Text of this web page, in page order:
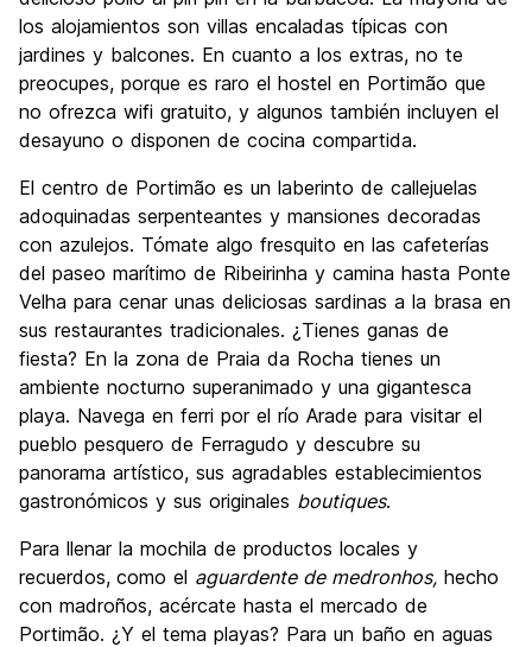
los alojamientos son villas encaladas típicas con
jardines y balcones. En cuanto a los extras, no te
preocupes, porque es raro el hostel en Portimão que
no ofrezca wifi gratuito, y algunos también incluyen el
desayuno o disponen de cocina compartida.
El centro de Portimão es un laberinto de callejuelas
adoquinadas serpenteantes y mansiones decoradas
con azulejos. Tómate algo fresquito en las cafeterías
del paseo marítimo de Ribeirinha y camina hasta Ponte
Velha para cenar unas deliciosas sardinas a la brasa en
sus restaurantes tradicionales. ¿Tienes ganas de
fiesta? En la zona de Praia da Rocha tienes un
ambiente nocturno superanimado y una gigantesca
playa. Navega en ferri por el río Arade para visitar el
pueblo pesquero de Ferragudo y descubre su
panorama artístico, sus agradables establecimientos
gastronómicos y sus originales boutiques.
Para llenar la mochila de productos locales y
recuerdos, como el aguardente de medronhos, hecho
con madroños, acércate hasta el mercado de
Portimão. ¿Y el tema playas? Para un baño en aguas